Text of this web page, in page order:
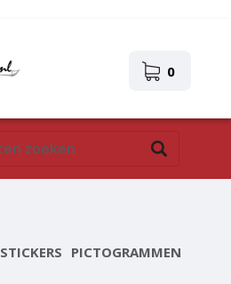
0
STICKERS PICTOGRAMMEN